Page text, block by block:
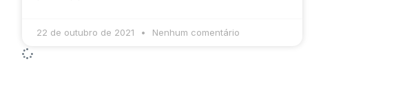
22 de outubro de 2021 Nenhum comentário